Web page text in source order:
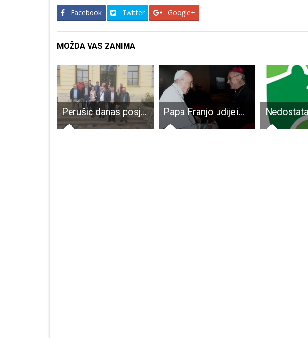
Facebook Twitter Google+
MOŽDA VAS ZANIMA
Perušić danas posjetili predstavnici Kosova Papa Franjo udijelio apostolski blagoslov Gospićko-senjskoj biskupiji